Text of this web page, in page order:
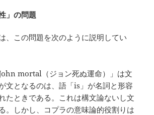
」の問題
、この問題を次のように説明してい
mortal（ジョン死ぬ運命）」は文
文となるのは、語「is」が名詞と形容
たときである。これは構文論ないし文
。しかし、コプラの意味論的役割りは